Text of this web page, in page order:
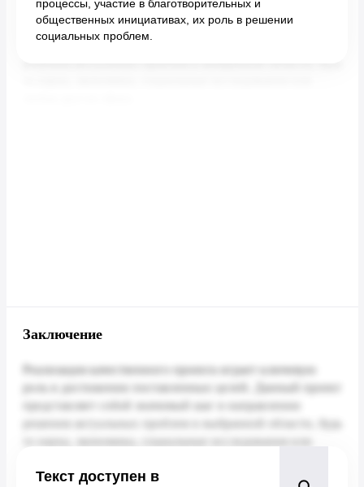
процессы, участие в благотворительных и
общественных инициативах, их роль в решении
социальных проблем.
Заключение
Текст доступен в